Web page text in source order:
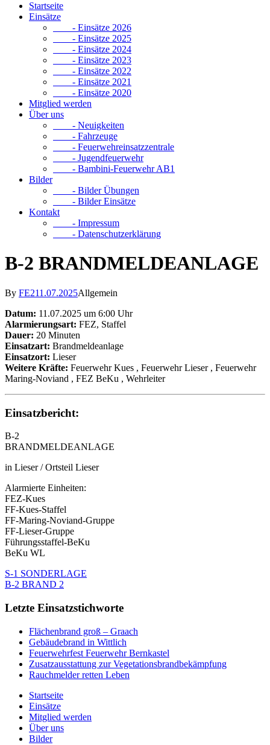
Startseite
Einsätze
- Einsätze 2026
- Einsätze 2025
- Einsätze 2024
- Einsätze 2023
- Einsätze 2022
- Einsätze 2021
- Einsätze 2020
Mitglied werden
Über uns
- Neuigkeiten
- Fahrzeuge
- Feuerwehreinsatzzentrale
- Jugendfeuerwehr
- Bambini-Feuerwehr AB1
Bilder
- Bilder Übungen
- Bilder Einsätze
Kontakt
- Impressum
- Datenschutzerklärung
B-2 BRANDMELDEANLAGE
By FE211.07.2025Allgemein
Datum: 11.07.2025 um 6:00 Uhr
Alarmierungsart: FEZ, Staffel
Dauer: 20 Minuten
Einsatzart: Brandmeldeanlage
Einsatzort: Lieser
Weitere Kräfte: Feuerwehr Kues , Feuerwehr Lieser , Feuerwehr
Maring-Noviand , FEZ BeKu , Wehrleiter
Einsatzbericht:
B-2
BRANDMELDEANLAGE
in Lieser / Ortsteil Lieser
Alarmierte Einheiten:
FEZ-Kues
FF-Kues-Staffel
FF-Maring-Noviand-Gruppe
FF-Lieser-Gruppe
Führungsstaffel-BeKu
BeKu WL
S-1 SONDERLAGE
B-2 BRAND 2
Letzte Einsatzstichworte
Flächenbrand groß – Graach
Gebäudebrand in Wittlich
Feuerwehrfest Feuerwehr Bernkastel
Zusatzausstattung zur Vegetationsbrandbekämpfung
Rauchmelder retten Leben
Startseite
Einsätze
Mitglied werden
Über uns
Bilder